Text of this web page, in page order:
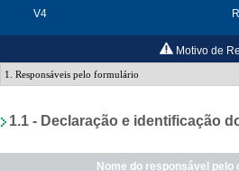
V4
Motivo de